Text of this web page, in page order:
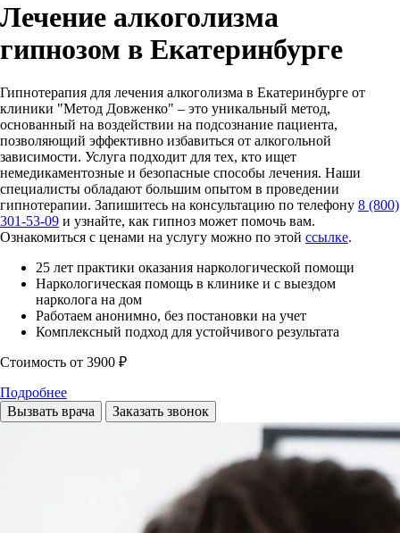
Лечение алкоголизма
гипнозом в Екатеринбурге
Гипнотерапия для лечения алкоголизма в Екатеринбурге от
клиники "Метод Довженко" – это уникальный метод,
основанный на воздействии на подсознание пациента,
позволяющий эффективно избавиться от алкогольной
зависимости. Услуга подходит для тех, кто ищет
немедикаментозные и безопасные способы лечения. Наши
специалисты обладают большим опытом в проведении
гипнотерапии. Запишитесь на консультацию по телефону 8 (800)
301-53-09 и узнайте, как гипноз может помочь вам.
Ознакомиться с ценами на услугу можно по этой ссылке.
25 лет практики оказания наркологической помощи
Наркологическая помощь в клинике и с выездом
нарколога на дом
Работаем анонимно, без постановки на учет
Комплексный подход для устойчивого результата
Стоимость от 3900 ₽
Подробнее
Вызвать врача
Заказать звонок